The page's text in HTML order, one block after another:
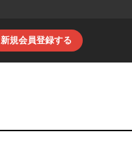
新規会員登録する